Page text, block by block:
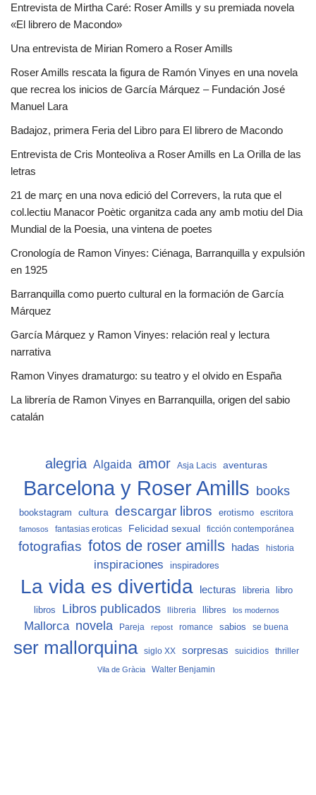
Entrevista de Mirtha Caré: Roser Amills y su premiada novela
«El librero de Macondo»
Una entrevista de Mirian Romero a Roser Amills
Roser Amills rescata la figura de Ramón Vinyes en una novela
que recrea los inicios de García Márquez – Fundación José
Manuel Lara
Badajoz, primera Feria del Libro para El librero de Macondo
Entrevista de Cris Monteoliva a Roser Amills en La Orilla de las
letras
21 de març en una nova edició del Correvers, la ruta que el
col.lectiu Manacor Poètic organitza cada any amb motiu del Dia
Mundial de la Poesia, una vintena de poetes
Cronología de Ramon Vinyes: Ciénaga, Barranquilla y expulsión
en 1925
Barranquilla como puerto cultural en la formación de García
Márquez
García Márquez y Ramon Vinyes: relación real y lectura
narrativa
Ramon Vinyes dramaturgo: su teatro y el olvido en España
La librería de Ramon Vinyes en Barranquilla, origen del sabio
catalán
alegria Algaida amor Asja Lacis aventuras
Barcelona y Roser Amills books
bookstagram cultura descargar libros erotismo escritora
famosos fantasias eroticas Felicidad sexual ficción contemporánea
fotografias fotos de roser amills hadas historia
inspiraciones inspiradores
La vida es divertida lecturas libreria
libro
libros
Libros publicados llibreria llibres los modernos
Mallorca novela Pareja repost romance sabios se buena
ser mallorquina siglo XX sorpresas suicidios thriller
Vila de Gràcia Walter Benjamin